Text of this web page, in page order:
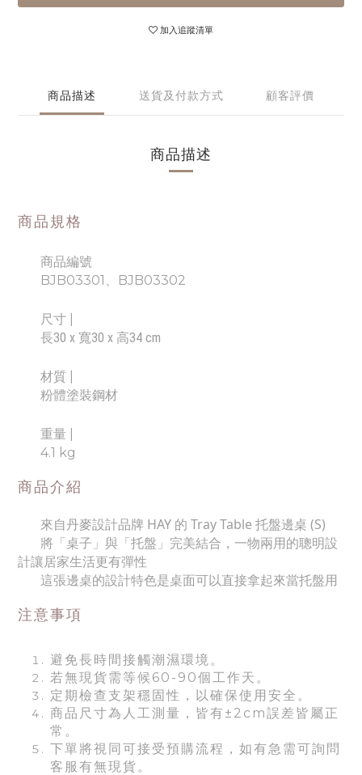
加入追蹤清單
商品描述 送貨及付款方式 顧客評價
商品描述
商品規格
商品編號
BJB03301、BJB03302
尺寸
長30 x 寬30 x 高34 cm
材質 |
粉體塗裝鋼材
重量 |
4.1 kg
商品介紹
來自丹麥設計品牌 HAY 的 Tray Table 托盤邊桌 (S)
將「桌子」與「托盤」完美結合，一物兩用的聰明設
計讓居家生活更有彈性
這張邊桌的設計特色是桌面可以直接拿起來當托盤用
注意事項
避免長時間接觸潮濕環境。
若無現貨需等候60-90個工作天。
定期檢查支架穩固性，以確保使用安全。
商品尺寸為人工測量，皆有±2cm誤差皆屬正
常。
下單將視同可接受預購流程，如有急需可詢問
客服有無現貨。